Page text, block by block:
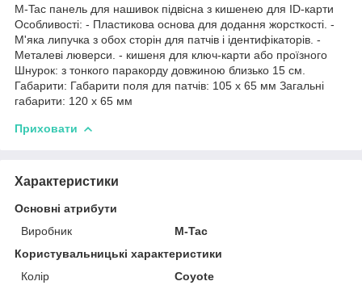
M-Tac панель для нашивок підвісна з кишенею для ID-карти
Особливості: - Пластикова основа для додання жорсткості. -
М'яка липучка з обох сторін для патчів і ідентифікаторів. -
Металеві люверси. - кишеня для ключ-карти або проїзного
Шнурок: з тонкого паракорду довжиною близько 15 см.
Габарити: Габарити поля для патчів: 105 х 65 мм Загальні
габарити: 120 х 65 мм
Приховати
Характеристики
Основні атрибути
Виробник
M-Tac
Користувальницькі характеристики
Колір
Coyote